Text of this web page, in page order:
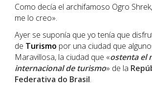
Como decía el archifamoso Ogro
me lo creo».
Ayer se suponía que yo tenía que
de Turismo por una ciudad que
Maravillosa, la ciudad que «ostenta el
internacional de turismo» de la
Federativa do Brasil.